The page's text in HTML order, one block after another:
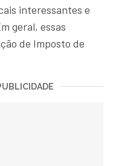
interessantes e
geral, essas
de Imposto de